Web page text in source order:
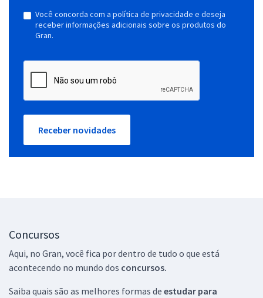
Você concorda com a política de privacidade e deseja
receber informações adicionais sobre os produtos do
Gran.
Receber novidades
Concursos
Aqui, no Gran, você fica por dentro de tudo o que está
acontecendo no mundo dos concursos.
Saiba quais são as melhores formas de estudar para